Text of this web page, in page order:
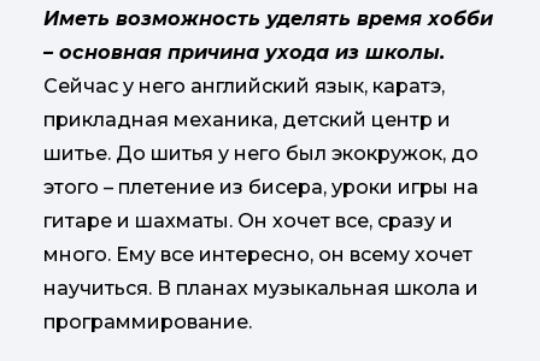
Иметь возможность уделять время хобби
– основная причина ухода из школы.
Сейчас у него английский язык, каратэ,
прикладная механика, детский центр и
шитье. До шитья у него был экокружок, до
этого – плетение из бисера, уроки игры на
гитаре и шахматы. Он хочет все, сразу и
много. Ему все интересно, он всему хочет
научиться. В планах музыкальная школа и
программирование.